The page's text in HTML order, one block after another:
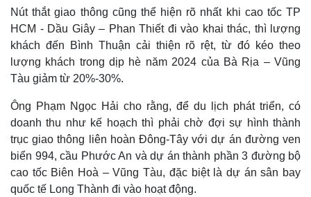
Nút thắt giao thông cũng thể hiện rõ nhất khi cao tốc TP
HCM - Dầu Giây – Phan Thiết đi vào khai thác, thì lượng
khách đến Bình Thuận cải thiện rõ rệt, từ đó kéo theo
lượng khách trong dịp hè năm 2024 của Bà Rịa – Vũng
Tàu giảm từ 20%-30%.
Ông Phạm Ngọc Hải cho rằng, để du lịch phát triển, có
doanh thu như kế hoạch thì phải chờ đợi sự hình thành
trục giao thông liên hoàn Đông-Tây với dự án đường ven
biển 994, cầu Phước An và dự án thành phần 3 đường bộ
cao tốc Biên Hoà – Vũng Tàu, đặc biệt là dự án sân bay
quốc tế Long Thành đi vào hoạt động.